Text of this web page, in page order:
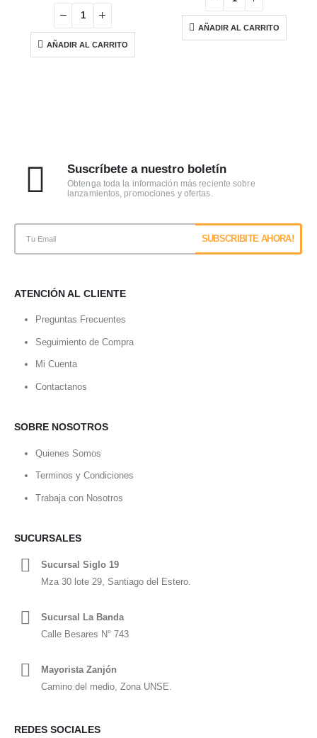
AÑADIR AL CARRITO
AÑADIR AL CARRITO
Suscríbete a nuestro boletín
Obtenga toda la información más reciente sobre
lanzamientos, promociones y ofertas.
ATENCIÓN AL CLIENTE
Preguntas Frecuentes
Seguimiento de Compra
Mi Cuenta
Contactanos
SOBRE NOSOTROS
Quienes Somos
Terminos y Condiciones
Trabaja con Nosotros
SUCURSALES
Sucursal Siglo 19
Mza 30 lote 29, Santiago del Estero.
Sucursal La Banda
Calle Besares N° 743
Mayorista Zanjón
Camino del medio, Zona UNSE.
REDES SOCIALES